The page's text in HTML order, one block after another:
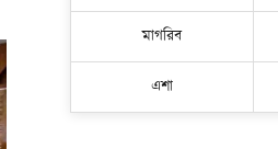
মাগরিব
এশা